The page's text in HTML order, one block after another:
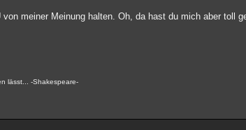
meiner Meinung halten. Oh, da hast du mich aber toll
lässt... -Shakespeare-